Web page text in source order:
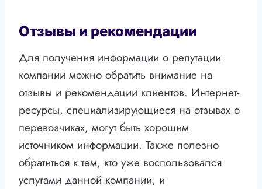
Отзывы и рекомендации
Для получения информации о репутации
компании можно обратить внимание на
отзывы и рекомендации клиентов. Интернет-
ресурсы, специализирующиеся на отзывах о
перевозчиках, могут быть хорошим
источником информации. Также полезно
обратиться к тем, кто уже воспользовался
услугами данной компании, и